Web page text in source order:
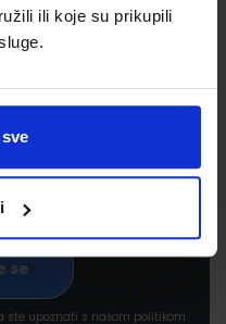
ili koje su prikupili
prijava
informacije o novim
akcijama i drugim
ste upoznati s našom politikom